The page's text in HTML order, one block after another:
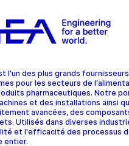
l'un des plus grands
pour les secteurs de
pharmaceutiques. Notre
et des installations ainsi
avancées, des
Utilisés dans diverses
et l'efficacité des processus
entier.